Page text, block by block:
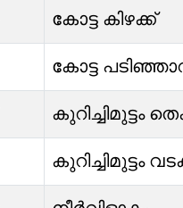
കോട്ട കിഴക്ക്
കോട്ട
കുറിച്ചിമുട്ടം
കുറിച്ചിമുട്ടം